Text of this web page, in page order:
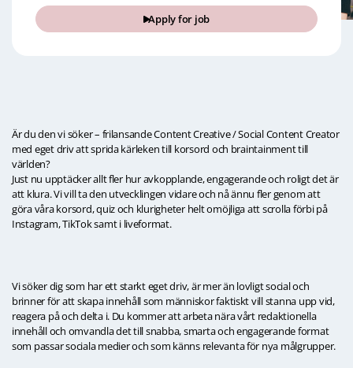
Apply for job
Är du den vi söker – frilansande Content Creative / Social Content Creator
med eget driv att sprida kärleken till korsord och braintainment till
världen?
Just nu upptäcker allt fler hur avkopplande, engagerande och roligt det är
att klura. Vi vill ta den utvecklingen vidare och nå ännu fler genom att
göra våra korsord, quiz och klurigheter helt omöjliga att scrolla förbi på
Instagram, TikTok samt i liveformat.
Vi söker dig som har ett starkt eget driv, är mer än lovligt social och
brinner för att skapa innehåll som människor faktiskt vill stanna upp vid,
reagera på och delta i. Du kommer att arbeta nära vårt redaktionella
innehåll och omvandla det till snabba, smarta och engagerande format
som passar sociala medier och som känns relevanta för nya målgrupper.